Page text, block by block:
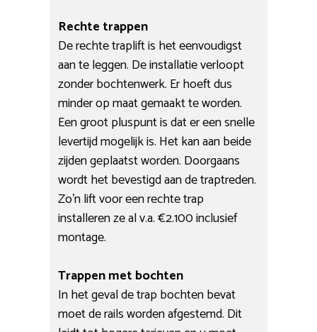
Rechte trappen
De rechte traplift is het eenvoudigst
aan te leggen. De installatie verloopt
zonder bochtenwerk. Er hoeft dus
minder op maat gemaakt te worden.
Een groot pluspunt is dat er een snelle
levertijd mogelijk is. Het kan aan beide
zijden geplaatst worden. Doorgaans
wordt het bevestigd aan de traptreden.
Zo’n lift voor een rechte trap
installeren ze al v.a. €2.100 inclusief
montage.
Trappen met bochten
In het geval de trap bochten bevat
moet de rails worden afgestemd. Dit